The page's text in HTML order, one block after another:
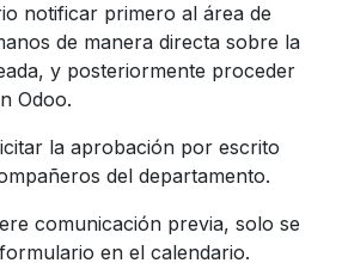
notificar primero al área de
de manera directa sobre la
y posteriormente proceder
Odoo.
la aprobación por escrito
del departamento.
comunicación previa, solo se
en el calendario.